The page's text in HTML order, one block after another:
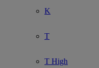
K
T
T High